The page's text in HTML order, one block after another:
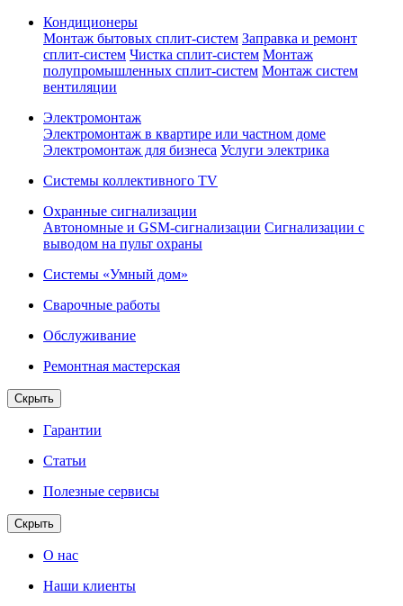
Кондиционеры
Монтаж бытовых сплит-систем Заправка и ремонт
сплит-систем Чистка сплит-систем Монтаж
полупромышленных сплит-систем Монтаж систем
вентиляции
Электромонтаж
Электромонтаж в квартире или частном доме
Электромонтаж для бизнеса Услуги электрика
Системы коллективного TV
Охранные сигнализации
Автономные и GSM-сигнализации Сигнализации с
выводом на пульт охраны
Системы «Умный дом»
Сварочные работы
Обслуживание
Ремонтная мастерская
Скрыть
Гарантии
Статьи
Полезные сервисы
Скрыть
О нас
Наши клиенты